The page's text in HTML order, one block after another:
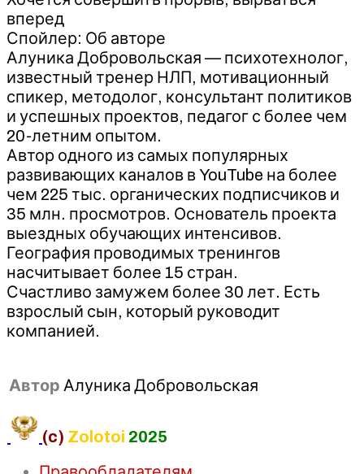
вперед
Спойлер: Об авторе
Алуника Добровольская — психотехнолог,
известный тренер НЛП, мотивационный
спикер, методолог, консультант политиков
и успешных проектов, педагог с более чем
20-летним опытом.
Автор одного из самых популярных
развивающих каналов в YouTube на более
чем 225 тыс. органических подписчиков и
35 млн. просмотров. Основатель проекта
выездных обучающих интенсивов.
География проводимых тренингов
насчитывает более 15 стран.
Счастливо замужем более 30 лет. Есть
взрослый сын, который руководит
компанией.
Автор Алуника Добровольская
(c) Zolotoi 2025